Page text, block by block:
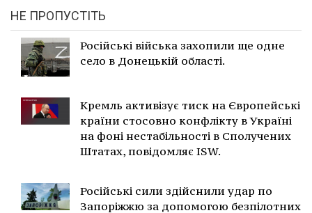
НЕ ПРОПУСТІТЬ
Російські війська захопили ще одне
село в Донецькій області.
Кремль активізує тиск на Європейські
країни стосовно конфлікту в Україні
на фоні нестабільності в Сполучених
Штатах, повідомляє ISW.
Російські сили здійснили удар по
Запоріжжю за допомогою безпілотних